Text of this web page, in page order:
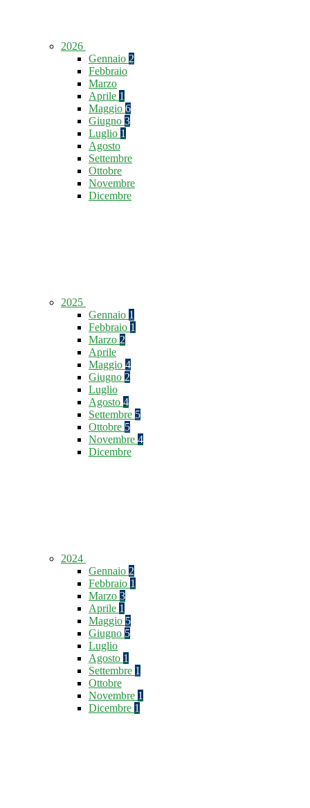
2026
Gennaio 2
Febbraio
Marzo
Aprile 1
Maggio 6
Giugno 3
Luglio 1
Agosto
Settembre
Ottobre
Novembre
Dicembre
2025
Gennaio 1
Febbraio 1
Marzo 2
Aprile
Maggio 4
Giugno 2
Luglio
Agosto 4
Settembre 5
Ottobre 5
Novembre 4
Dicembre
2024
Gennaio 2
Febbraio 1
Marzo 3
Aprile 1
Maggio 5
Giugno 5
Luglio
Agosto 1
Settembre 1
Ottobre
Novembre 1
Dicembre 1